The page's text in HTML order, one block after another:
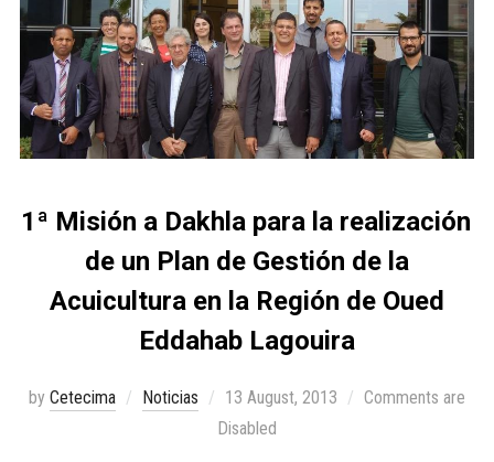
1ª Misión a Dakhla para la realización
de un Plan de Gestión de la
Acuicultura en la Región de Oued
Eddahab Lagouira
by Cetecima Noticias 13 August, 2013
Comments are
Disabled